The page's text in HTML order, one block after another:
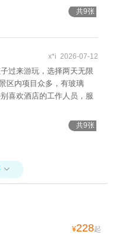
共9张
x*i 2026-07-12
过来游玩，选择两天无限
区内项目众多，有玻璃
喜欢酒店的工作人员，服
共9张

¥228起